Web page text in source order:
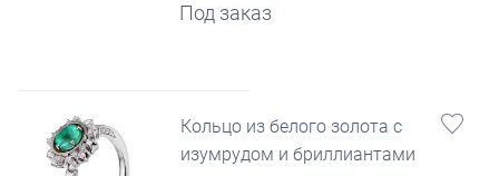
Под заказ
Кольцо из белого золота с
изумрудом и бриллиантами